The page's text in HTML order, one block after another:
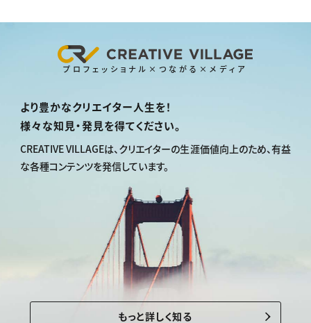
プロフェッショナル×つながる×メディア
より豊かなクリエイター人生を！
様々な知見・発見を得てください。
CREATIVE VILLAGEは、 クリエイターの生涯価値向上のため、有益
な各種コンテンツを発信しています。
もっと詳しく知る